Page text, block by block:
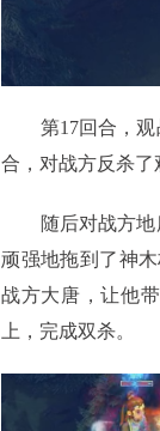
第17回合，观
合，对战方反杀了
随后对战方地府
顽强地拖到了神
战方大唐，让他
上，完成双杀。